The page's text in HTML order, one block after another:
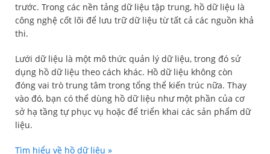
trước. Trong các nền tảng dữ liệu tập trung, hồ dữ liệu là
công nghệ cốt lõi để lưu trữ dữ liệu từ tất cả các nguồn khả
thi.
Lưới dữ liệu là một mô thức quản lý dữ liệu, trong đó sử
dụng hồ dữ liệu theo cách khác. Hồ dữ liệu không còn
đóng vai trò trung tâm trong tổng thể kiến trúc nữa. Thay
vào đó, bạn có thể dùng hồ dữ liệu như một phần của cơ
sở hạ tầng tự phục vụ hoặc để triển khai các sản phẩm dữ
liệu.
Tìm hiểu về hồ dữ liệu »